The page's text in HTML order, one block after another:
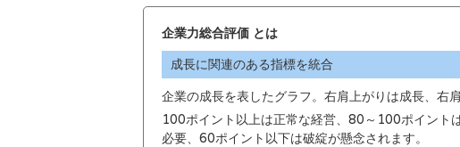
企業力総合評価 とは
成長に関連のある指標を統合
企業の成長を表したグラフ。右肩上がりは成長、右
100ポイント以上は正常な経営、80～100ポイント
必要、60ポイント以下は破綻が懸念されます。